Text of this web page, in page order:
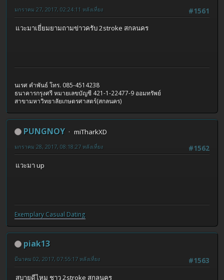
#1561
มกราคม 27, 2017, 02:24:11 หลังเที่ยง
แวะมาเยี่ยมยามถามข่าวครับ 2stroke สกลนคร
นเรศ คำพันธ์ โทร. 085-4514238
ธนาคารกรุงศรี หมายเลขบัญชี 421-1-22477-9 ออมทรัพย์
สาขามหาวิทยาลัยเกษตรศาสตร์(สกลนคร)
PUNGNOY
miTharkXD
#1562
มกราคม 28, 2017, 08:18:27 หลังเที่ยง
แวะมา up
Exemplary Сasual Dating
piak13
#1563
มีนาคม 02, 2017, 07:55:17 หลังเที่ยง
สบายดีไหม ชาว 2stroke สกลนคร